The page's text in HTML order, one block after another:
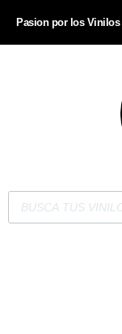
Pasion por los Vinilos